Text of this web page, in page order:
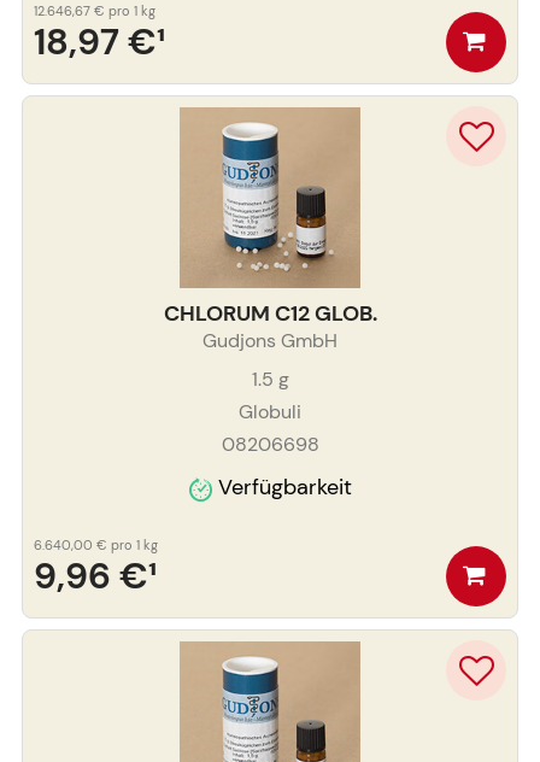
18,97 €¹
12.646,67 € pro 1 kg
CHLORUM C12 GLOB.
Gudjons GmbH
1.5 g
Globuli
08206698
Verfügbarkeit
9,96 €¹
6.640,00 € pro 1 kg